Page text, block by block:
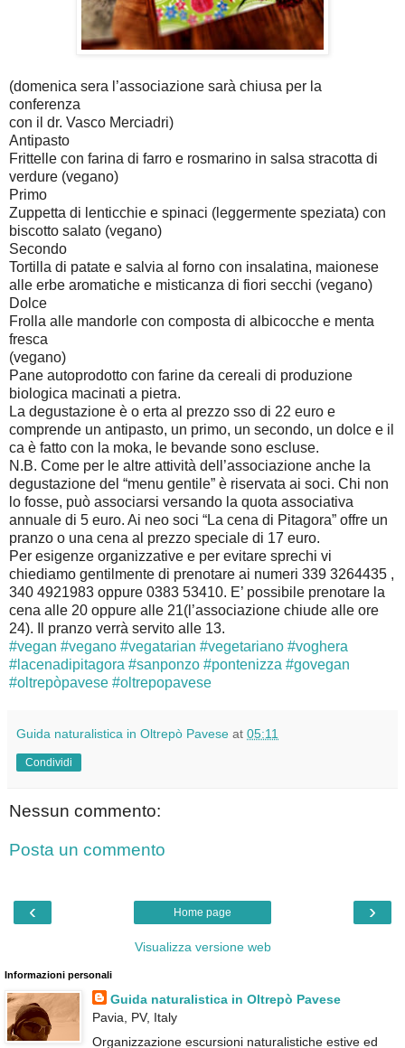
(domenica sera l’associazione sarà chiusa per la
conferenza
con il dr. Vasco Merciadri)
Antipasto
Frittelle con farina di farro e rosmarino in salsa stracotta di
verdure (vegano)
Primo
Zuppetta di lenticchie e spinaci (leggermente speziata) con
biscotto salato (vegano)
Secondo
Tortilla di patate e salvia al forno con insalatina, maionese
alle erbe aromatiche e misticanza di fiori secchi (vegano)
Dolce
Frolla alle mandorle con composta di albicocche e menta
fresca
(vegano)
Pane autoprodotto con farine da cereali di produzione
biologica macinati a pietra.
La degustazione è o erta al prezzo sso di 22 euro e
comprende un antipasto, un primo, un secondo, un dolce e il
ca è fatto con la moka, le bevande sono escluse.
N.B. Come per le altre attività dell’associazione anche la
degustazione del “menu gentile” è riservata ai soci. Chi non
lo fosse, può associarsi versando la quota associativa
annuale di 5 euro. Ai neo soci “La cena di Pitagora” offre un
pranzo o una cena al prezzo speciale di 17 euro.
Per esigenze organizzative e per evitare sprechi vi
chiediamo gentilmente di prenotare ai numeri 339 3264435 ,
340 4921983 oppure 0383 53410. E’ possibile prenotare la
cena alle 20 oppure alle 21(l’associazione chiude alle ore
24). Il pranzo verrà servito alle 13.
‪#‎vegan‬ ‪#‎vegano‬ ‪#‎vegatarian‬ ‪#‎vegetariano‬ ‪#‎voghera‬
‪#‎ lacenadipitagora‬ ‪#‎sanponzo‬ ‪#‎pontenizza‬ ‪#‎govegan‬
‪#‎oltrepòpavese‬ ‪#‎oltrepopavese‬
Guida naturalistica in Oltrepò Pavese at 05:11
Condividi
Nessun commento:
Posta un commento
‹ ›
Home page
Visualizza versione web
Informazioni personali
Guida naturalistica in Oltrepò Pavese
Pavia, PV, Italy
Organizzazione escursioni naturalistiche estive ed